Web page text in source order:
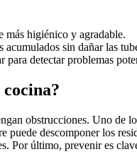
más higiénico y agradable.
sin dañar las
detectar problemas
cocina?
obstrucciones. Uno de
descomponer los
Por último, prevenir es